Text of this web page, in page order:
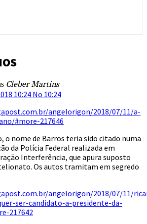
Cleber Martins
10:24 No 10:24
angelorigon/2018/07/11/a-
#more-217646
o nome de Barros teria sido citado numa
da Polícia Federal realizada em
Interferência, que apura suposto
Os autos tramitam em segredo
angelorigon/2018/07/11/
ser-candidato-a-presidente-da-
217642